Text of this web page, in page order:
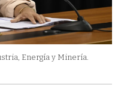
Energía y Minería.